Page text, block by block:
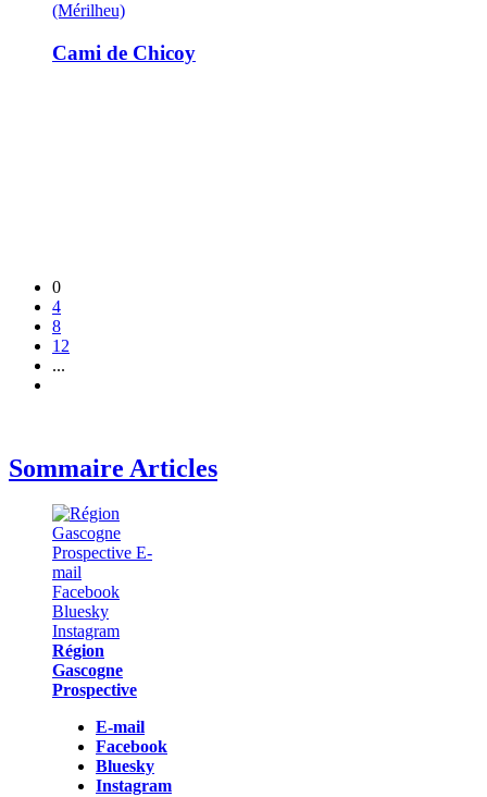
(Mérilheu)
Cami de Chicoy
0
4
8
12
...
Sommaire Articles
Région
Gascogne
Prospective
E-mail
Facebook
Bluesky
Instagram